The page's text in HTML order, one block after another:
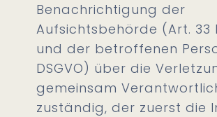
Benachrichtigung der
Aufsichtsbehörde (Art. 33
und der betroffenen
DSGVO) über die
gemeinsam
zuständig, der zuerst die